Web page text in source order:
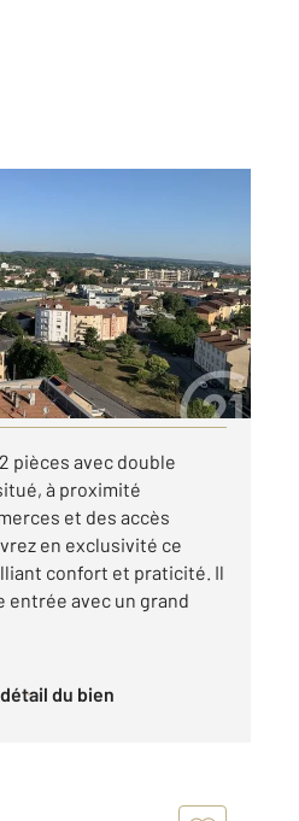
à louer
pièces avec double
à proximité
et des accès
en exclusivité ce
confort et praticité. Il
entrée avec un grand
détail du bien